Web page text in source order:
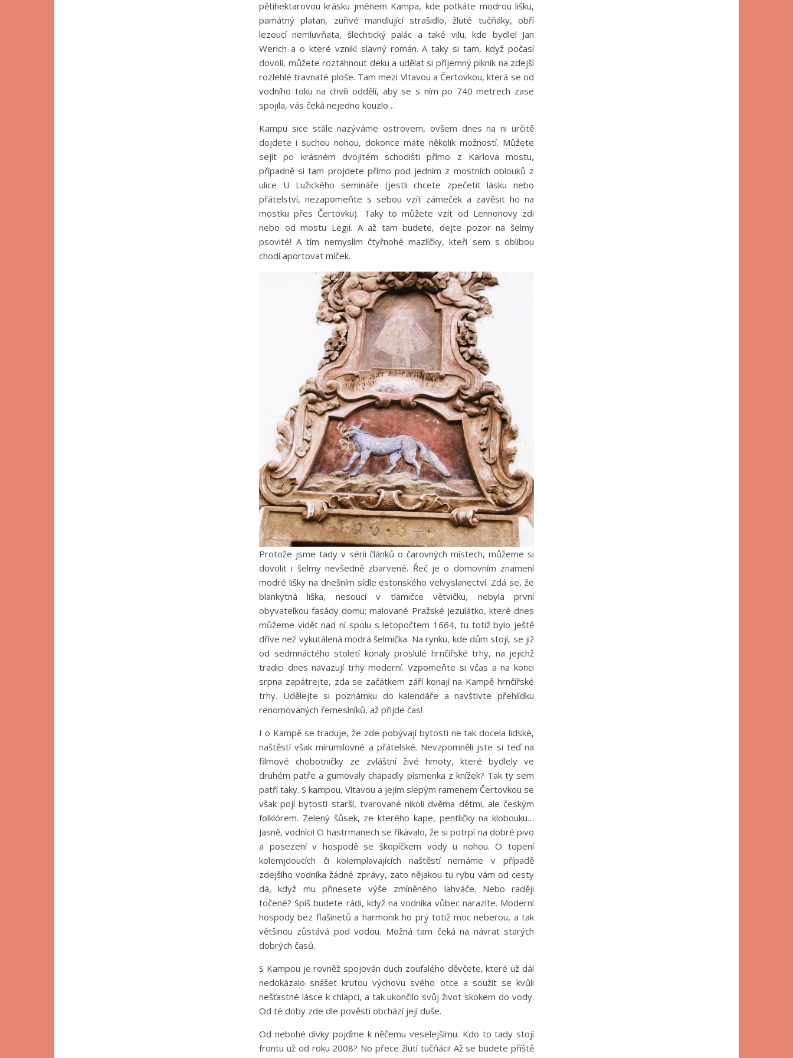
pětihektarovou krásku jménem Kampa, kde potkáte modrou lišku,
památný platan, zuřivé mandlující strašidlo, žluté tučňáky, obří
lezoucí nemluvňata, šlechtický palác a také vilu, kde bydlel Jan
Werich a o které vznikl slavný román. A taky si tam, když počasí
dovolí, můžete roztáhnout deku a udělat si příjemný piknik na zdejší
rozlehlé travnaté ploše. Tam mezi Vltavou a Čertovkou, která se od
vodního toku na chvíli oddělí, aby se s ním po 740 metrech zase
spojila, vás čeká nejedno kouzlo…
Kampu sice stále nazýváme ostrovem, ovšem dnes na ni určitě
dojdete i suchou nohou, dokonce máte několik možností. Můžete
sejít po krásném dvojitém schodišti přímo z Karlova mostu,
případně si tam projdete přímo pod jedním z mostních oblouků z
ulice U Lužického semináře (jestli chcete zpečetit lásku nebo
přátelství, nezapomeňte s sebou vzít zámeček a zavěsit ho na
mostku přes Čertovku). Taky to můžete vzít od Lennonovy zdi
nebo od mostu Legií. A až tam budete, dejte pozor na šelmy
psovité! A tím nemyslím čtyřnohé mazlíčky, kteří sem s oblibou
chodí aportovat míček.
Protože jsme tady v sérii článků o čarovných místech, můžeme si
dovolit i šelmy nevšedně zbarvené. Řeč je o domovním znamení
modré lišky na dnešním sídle estonského velvyslanectví. Zdá se, že
blankytná liška, nesoucí v tlamičce větvičku, nebyla první
obyvatelkou fasády domu; malované Pražské jezulátko, které dnes
můžeme vidět nad ní spolu s letopočtem 1664, tu totiž bylo ještě
dříve než vykutálená modrá šelmička. Na rynku, kde dům stojí, se již
od sedmnáctého století konaly proslulé hrnčířské trhy, na jejichž
tradici dnes navazují trhy moderní. Vzpomeňte si včas a na konci
srpna zapátrejte, zda se začátkem září konají na Kampě hrnčířské
trhy. Udělejte si poznámku do kalendáře a navštivte přehlídku
renomovaných řemeslníků, až přijde čas!
I o Kampě se traduje, že zde pobývají bytosti ne tak docela lidské,
naštěstí však mírumilovné a přátelské. Nevzpomněli jste si teď na
filmové chobotničky ze zvláštní živé hmoty, které bydlely ve
druhém patře a gumovaly chapadly písmenka z knížek? Tak ty sem
patří taky. S kampou, Vltavou a jejím slepým ramenem Čertovkou se
však pojí bytosti starší, tvarované nikoli dvěma dětmi, ale českým
folklórem. Zelený šůsek, ze kterého kape, pentličky na klobouku…
Jasně, vodníci! O hastrmanech se říkávalo, že si potrpí na dobré pivo
a posezení v hospodě se škopíčkem vody u nohou. O topení
kolemjdoucích či kolemplavajících naštěstí nemáme v případě
zdejšího vodníka žádné zprávy, zato nějakou tu rybu vám od cesty
dá, když mu přinesete výše zmíněného lahváče. Nebo raději
točené? Spíš budete rádi, když na vodníka vůbec narazíte. Moderní
hospody bez flašinetů a harmonik ho prý totiž moc neberou, a tak
většinou zůstává pod vodou. Možná tam čeká na návrat starých
dobrých časů.
S Kampou je rovněž spojován duch zoufalého děvčete, které už dál
nedokázalo snášet krutou výchovu svého otce a soužit se kvůli
nešťastné lásce k chlapci, a tak ukončilo svůj život skokem do vody.
Od té doby zde dle pověsti obchází její duše.
Od nebohé dívky pojďme k něčemu veselejšímu. Kdo to tady stojí
frontu už od roku 2008? No přece žlutí tučňáci! Až se budete příště